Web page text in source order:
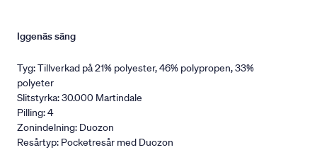
Iggenäs säng
Tyg: Tillverkad på 21% polyester, 46% polypropen, 33%
polyeter
Slitstyrka: 30.000 Martindale
Pilling: 4
Zonindelning: Duozon
Resårtyp: Pocketresår med Duozon